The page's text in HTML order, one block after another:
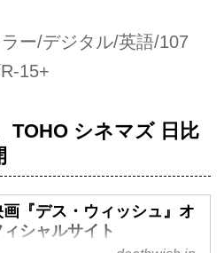
ー/デジタル/英語/107
15+
TOHO シネマズ 日比
画『デス・ウィッシュ』オ
ィシャルサイト